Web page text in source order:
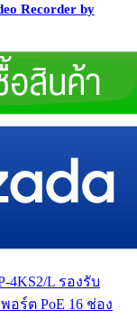
Recorder by